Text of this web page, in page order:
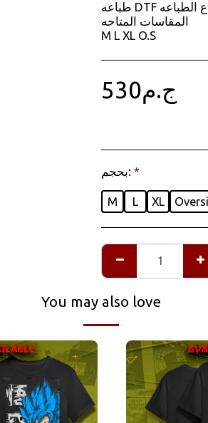
طباعه DTF اعلى انواع الطباعه
المقاسات المتاحه
M L XL O.S
ج.م530
بحجم: *
M L XL
You may also love